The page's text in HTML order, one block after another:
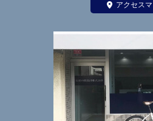
アクセス